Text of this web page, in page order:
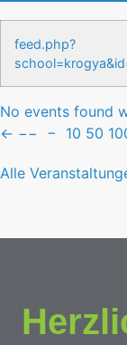
feed.php?
No events found
← −− − 10 50
Alle